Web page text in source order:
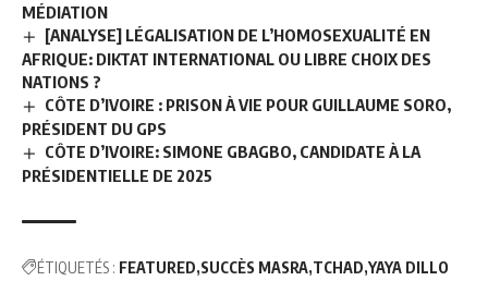
MÉDIATION
[ANALYSE] LÉGALISATION DE L’HOMOSEXUALITÉ EN
AFRIQUE: DIKTAT INTERNATIONAL OU LIBRE CHOIX DES
NATIONS ?
CÔTE D’IVOIRE : PRISON À VIE POUR GUILLAUME SORO,
PRÉSIDENT DU GPS
CÔTE D’IVOIRE: SIMONE GBAGBO, CANDIDATE À LA
PRÉSIDENTIELLE DE 2025
ÉTIQUETÉS : FEATURED SUCCÈS MASRA TCHAD YAYA DILLO